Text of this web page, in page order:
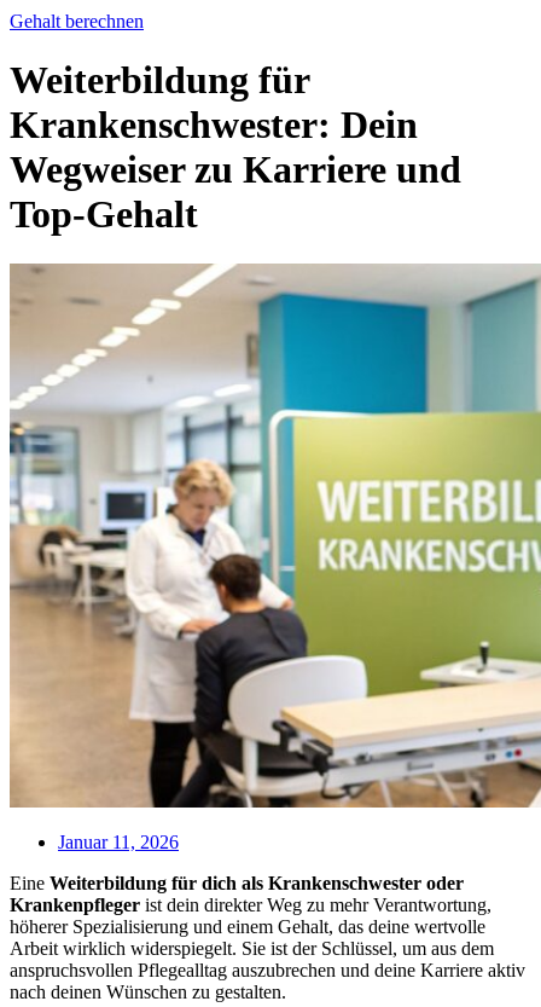
Gehalt berechnen
Weiterbildung für
Krankenschwester: Dein
Wegweiser zu Karriere und
Top-Gehalt
Januar 11, 2026
Eine Weiterbildung für dich als Krankenschwester oder
Krankenpfleger ist dein direkter Weg zu mehr Verantwortung,
höherer Spezialisierung und einem Gehalt, das deine wertvolle
Arbeit wirklich widerspiegelt. Sie ist der Schlüssel, um aus dem
anspruchsvollen Pflegealltag auszubrechen und deine Karriere aktiv
nach deinen Wünschen zu gestalten.